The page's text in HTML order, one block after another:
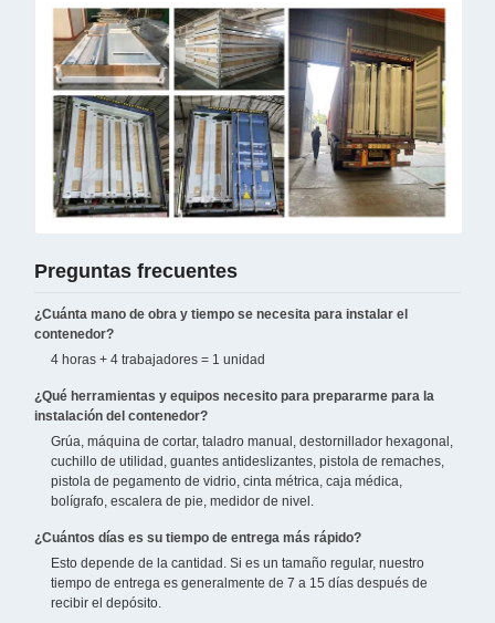
Preguntas frecuentes
¿Cuánta mano de obra y tiempo se necesita para instalar el
contenedor?
4 horas + 4 trabajadores = 1 unidad
¿Qué herramientas y equipos necesito para prepararme para la
instalación del contenedor?
Grúa, máquina de cortar, taladro manual, destornillador hexagonal,
cuchillo de utilidad, guantes antideslizantes, pistola de remaches,
pistola de pegamento de vidrio, cinta métrica, caja médica,
bolígrafo, escalera de pie, medidor de nivel.
¿Cuántos días es su tiempo de entrega más rápido?
Esto depende de la cantidad. Si es un tamaño regular, nuestro
tiempo de entrega es generalmente de 7 a 15 días después de
recibir el depósito.